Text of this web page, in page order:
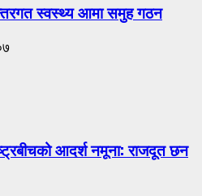
स्वस्थ्य आमा समुह गठन
आदर्श नमूना: राजदूत छन